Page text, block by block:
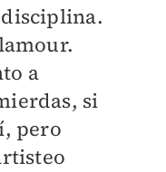
a
si
pero